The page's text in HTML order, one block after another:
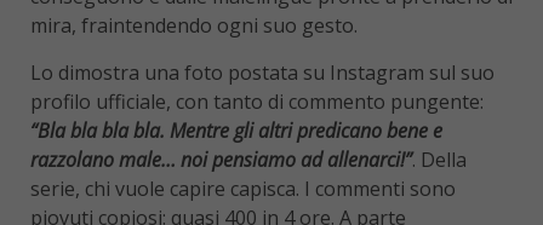
mira, fraintendendo ogni suo gesto.
Lo dimostra una foto postata su Instagram sul suo
profilo ufficiale, con tanto di commento pungente:
“Bla bla bla bla. Mentre gli altri predicano bene e
razzolano male… noi pensiamo ad allenarci!”. Della
serie, chi vuole capire capisca. I commenti sono
piovuti copiosi: quasi 400 in 4 ore. A parte